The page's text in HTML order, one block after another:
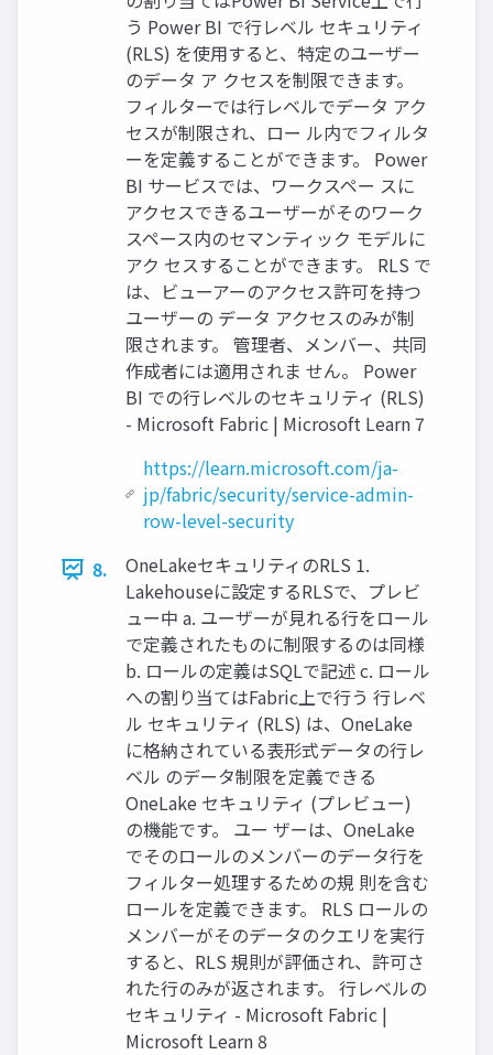
う Power BI で行レベル セキュリティ
(RLS) を使用すると、特定のユーザー
のデータ ア クセスを制限できます。
フィルターでは行レベルでデータ アク
セスが制限され、ロー ル内でフィルタ
ーを定義することができます。 Power
BI サービスでは、ワークスペー スに
アクセスできるユーザーがそのワーク
スペース内のセマンティック モデルに
アク セスすることができます。 RLS で
は、ビューアーのアクセス許可を持つ
ユーザーの データ アクセスのみが制
限されます。 管理者、メンバー、共同
作成者には適用されま せん。 Power
BI での行レベルのセキュリティ (RLS)
- Microsoft Fabric | Microsoft Learn 7
https://learn.microsoft.com/ja-
jp/fabric/security/service-admin-
row-level-security
8.
OneLakeセキュリティのRLS 1.
Lakehouseに設定するRLSで、プレビ
ュー中 a. ユーザーが見れる行をロール
で定義されたものに制限するのは同様
b. ロールの定義はSQLで記述 c. ロール
への割り当てはFabric上で行う 行レベ
ル セキュリティ (RLS) は、OneLake
に格納されている表形式データの行レ
ベル のデータ制限を定義できる
OneLake セキュリティ (プレビュー)
の機能です。 ユー ザーは、OneLake
でそのロールのメンバーのデータ行を
フィルター処理するための規 則を含む
ロールを定義できます。 RLS ロールの
メンバーがそのデータのクエリを実行
すると、RLS 規則が評価され、許可さ
れた行のみが返されます。 行レベルの
セキュリティ - Microsoft Fabric |
Microsoft Learn 8